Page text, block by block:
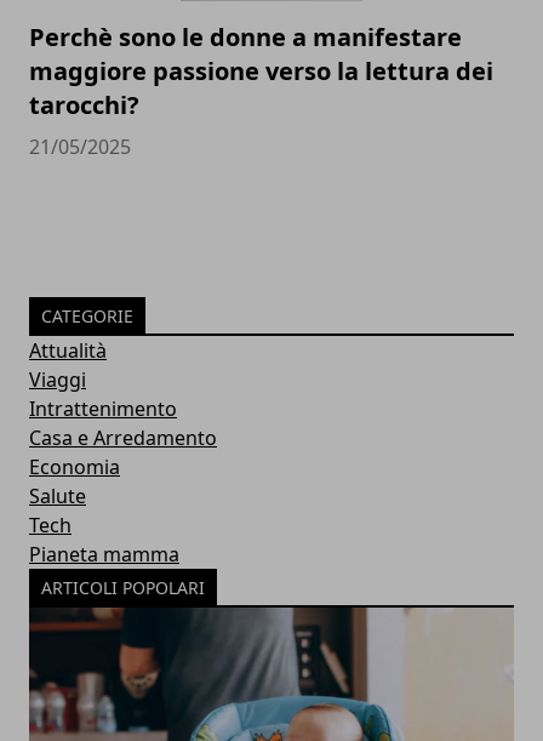
Perchè sono le donne a manifestare
maggiore passione verso la lettura dei
tarocchi?
21/05/2025
CATEGORIE
Attualità
Viaggi
Intrattenimento
Casa e Arredamento
Economia
Salute
Tech
Pianeta mamma
ARTICOLI POPOLARI